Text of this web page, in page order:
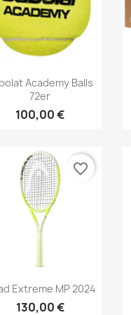
Vorschau
Academy Balls
72er
100,00 €
Vorschau
Extreme MP 2024
130,00 €
favorite_border